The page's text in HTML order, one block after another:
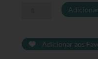
reclinável
elétricoAdicionar aos